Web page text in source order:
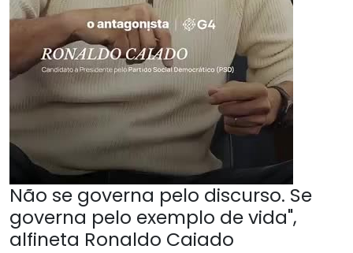
Não se governa pelo discurso. Se
governa pelo exemplo de vida",
alfineta Ronaldo Caiado